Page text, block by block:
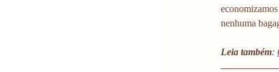
nenhuma
Leia também: